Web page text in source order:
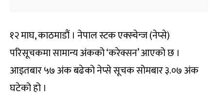
१२ माघ, काठमाडौं । नेपाल स्टक एक्स्चेन्ज (नेप्से)
परिसूचकमा सामान्य अंकको ‘करेक्सन’ आएको छ ।
आइतबार ५७ अंक बढेको नेप्से सूचक सोमबार ३.०७ अंक
घटेको हो ।